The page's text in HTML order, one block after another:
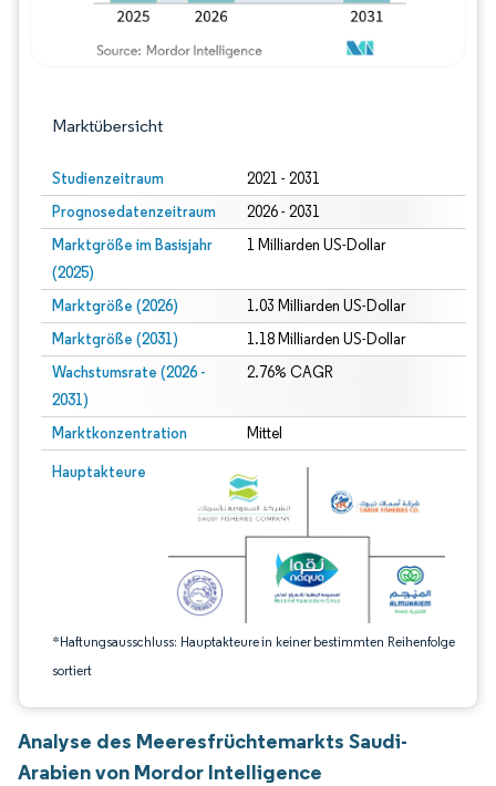
Marktübersicht
Studienzeitraum 2021 - 2031
Prognosedatenzeitraum 2026 - 2031
Marktgröße im Basisjahr
(2025)
1 Milliarden US-Dollar
Marktgröße (2026) 1.03 Milliarden US-Dollar
Marktgröße (2031) 1.18 Milliarden US-Dollar
Wachstumsrate (2026 -
2031)
2.76% CAGR
Marktkonzentration Mittel
Hauptakteure
*Haftungsausschluss: Hauptakteure in keiner bestimmten Reihenfolge
sortiert
Bild © Mordor Intelligence. Wiederverwendung erfordert Namensnennung
Analyse des Meeresfrüchtemarkts Saudi-
Arabien von Mordor Intelligence